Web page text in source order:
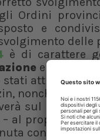
Ordini
e
delle
è di carattere
e lo
stati attinti i
nonché il
sul proprio
al proprio